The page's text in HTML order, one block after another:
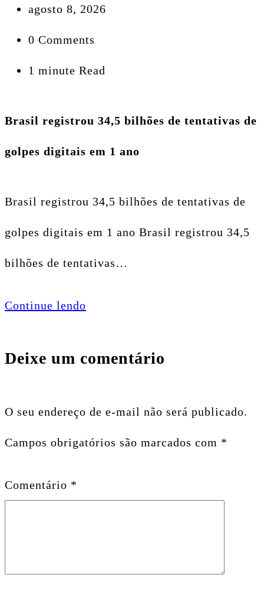
agosto 8, 2026
0 Comments
1 minute Read
Brasil registrou 34,5 bilhões de tentativas de
golpes digitais em 1 ano
Brasil registrou 34,5 bilhões de tentativas de
golpes digitais em 1 ano Brasil registrou 34,5
bilhões de tentativas…
Continue lendo
Deixe um comentário
O seu endereço de e-mail não será publicado.
Campos obrigatórios são marcados com *
Comentário *